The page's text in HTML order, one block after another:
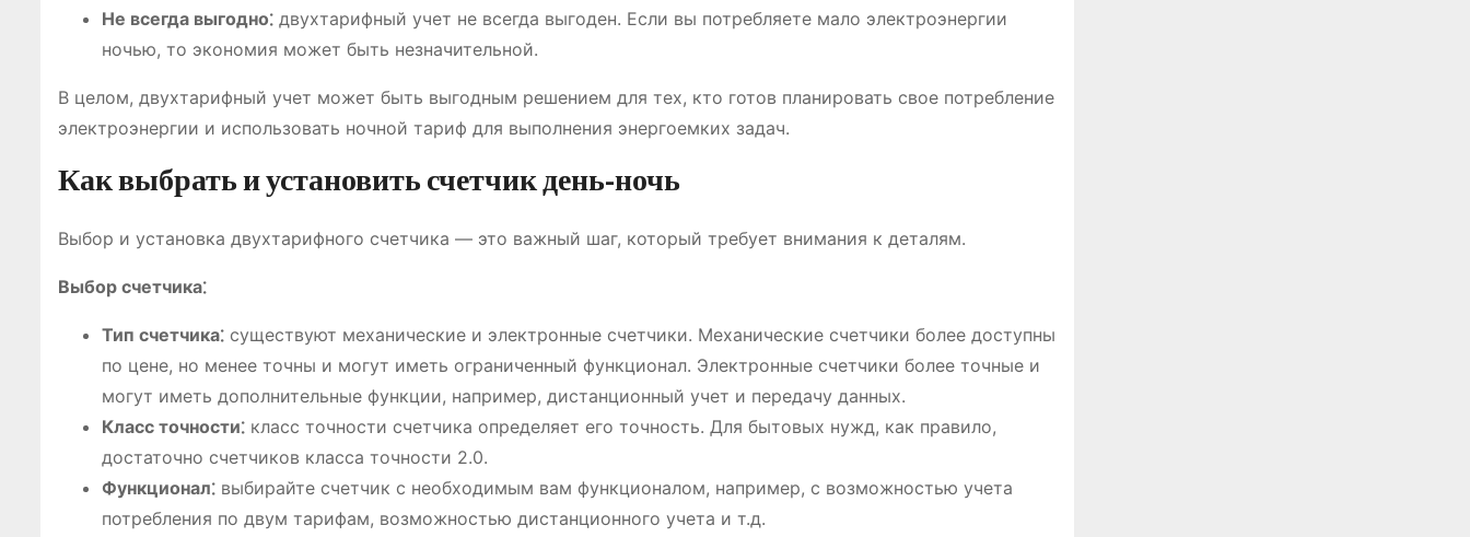
Не всегда выгодно⁚ двухтарифный учет не всегда выгоден. Если вы потребляете мало электроэнергии
ночью, то экономия может быть незначительной.
В целом, двухтарифный учет может быть выгодным решением для тех, кто готов планировать свое потребление
электроэнергии и использовать ночной тариф для выполнения энергоемких задач.
Как выбрать и установить счетчик день-ночь
Выбор и установка двухтарифного счетчика ― это важный шаг, который требует внимания к деталям.
Выбор счетчика⁚
Тип счетчика⁚ существуют механические и электронные счетчики. Механические счетчики более доступны
по цене, но менее точны и могут иметь ограниченный функционал. Электронные счетчики более точные и
могут иметь дополнительные функции, например, дистанционный учет и передачу данных.
Класс точности⁚ класс точности счетчика определяет его точность. Для бытовых нужд, как правило,
достаточно счетчиков класса точности 2.0.
Функционал⁚ выбирайте счетчик с необходимым вам функционалом, например, с возможностью учета
потребления по двум тарифам, возможностью дистанционного учета и т.д.